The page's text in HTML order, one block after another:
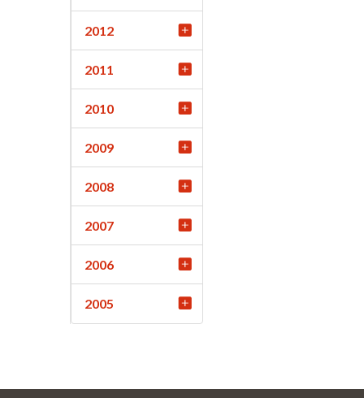
2012
2011
2010
2009
2008
2007
2006
2005